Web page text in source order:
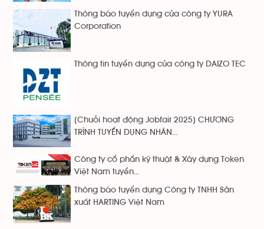
Thông báo tuyển dụng của công ty YURA
Corporation
Thông tin tuyển dụng của công ty DAIZO TEC
[Chuỗi hoạt động Jobfair 2025] CHƯƠNG
TRÌNH TUYỂN DỤNG NHÂN...
Công ty cổ phẩn kỹ thuật & Xây dựng Token
Việt Nam tuyển...
Thông báo tuyển dụng Công ty TNHH Sản
xuất HARTING Việt Nam